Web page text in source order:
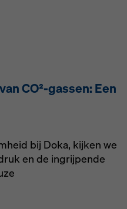
CO²-gassen: Een
bij Doka, kijken we
en de ingrijpende